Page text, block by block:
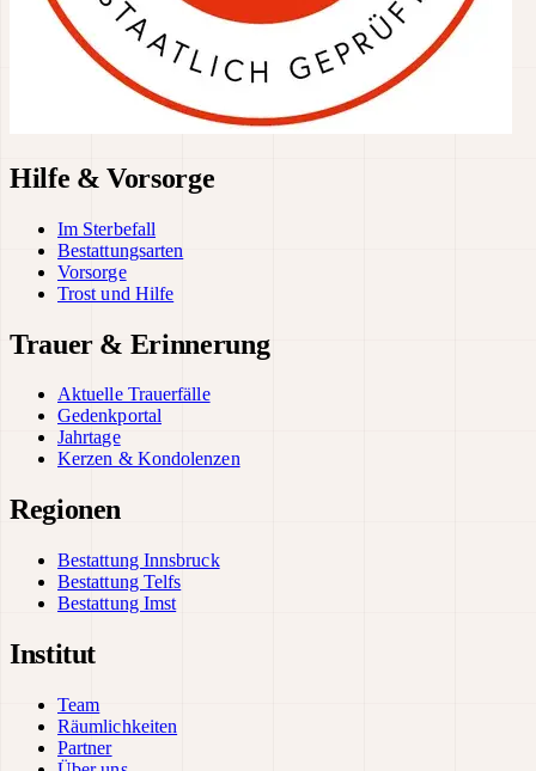
Hilfe & Vorsorge
Im Sterbefall
Bestattungsarten
Vorsorge
Trost und Hilfe
Trauer & Erinnerung
Aktuelle Trauerfälle
Gedenkportal
Jahrtage
Kerzen & Kondolenzen
Regionen
Bestattung Innsbruck
Bestattung Telfs
Bestattung Imst
Institut
Team
Räumlichkeiten
Partner